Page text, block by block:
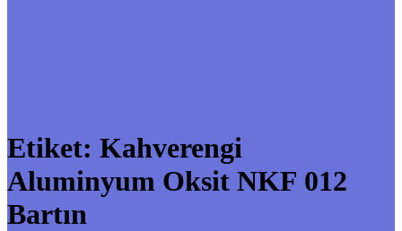
Etiket: Kahverengi
Aluminyum Oksit NKF 012
Bartın